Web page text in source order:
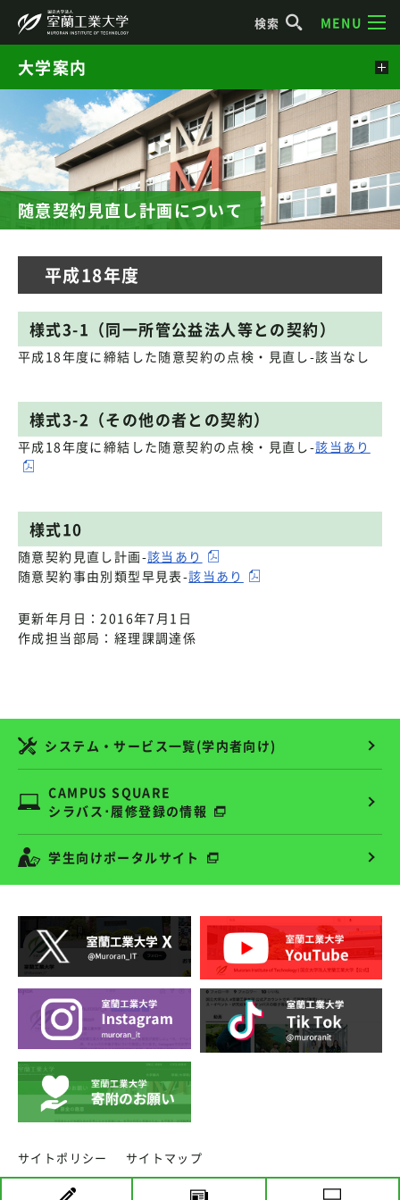
検索 MENU
随意契約見直し計画について
平成18年度
様式3-1（同一所管公益法人等との契約）
平成18年度に締結した随意契約の点検・見直し-該当なし
様式3-2（その他の者との契約）
平成18年度に締結した随意契約の点検・見直し-該当あり
様式10
随意契約見直し計画-該当あり
随意契約事由別類型早見表-該当あり
更新年月日：2016年7月1日
作成担当部局：経理課調達係
大学案内
システム・サービス一覧(学内者向け)
CAMPUS SQUARE
シラバス･履修登録の情報
学生向けポータルサイト
サイトポリシー サイトマップ
copyright ⓒ MURORAN INSTITUTE OF TECHNOLOGY.